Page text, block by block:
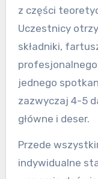
z części
Uczestnicy
składniki,
jednego
zazwyczaj 4-5
główne i deser.
Przede
indywidualne